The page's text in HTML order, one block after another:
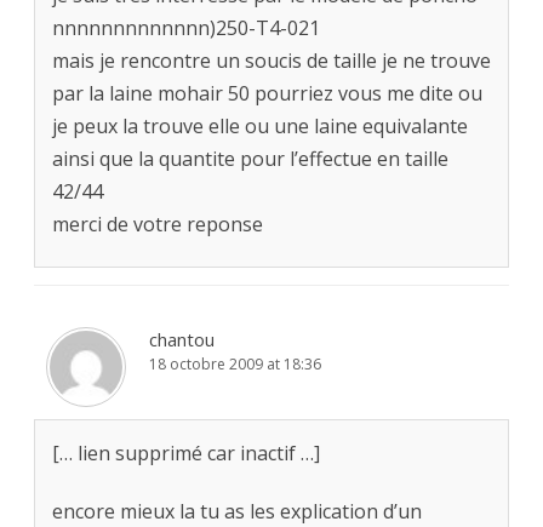
nnnnnnnnnnnnn)250-T4-021
mais je rencontre un soucis de taille je ne trouve
par la laine mohair 50 pourriez vous me dite ou
je peux la trouve elle ou une laine equivalante
ainsi que la quantite pour l’effectue en taille
42/44
merci de votre reponse
chantou
18 octobre 2009 at 18:36
[… lien supprimé car inactif …]
encore mieux la tu as les explication d’un